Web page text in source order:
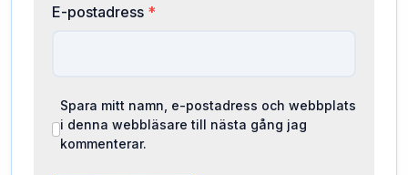
E-postadress *
Spara mitt namn, e-postadress och webbplats
i denna webbläsare till nästa gång jag
kommenterar.